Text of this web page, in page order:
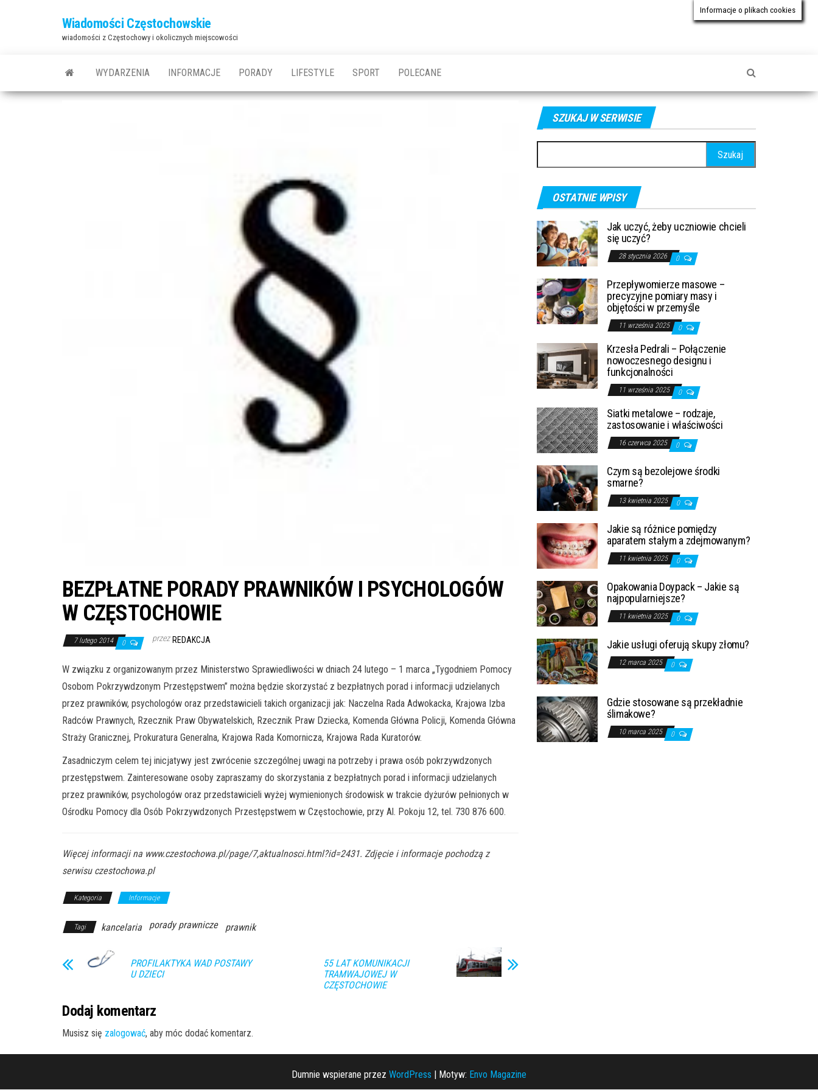
Wiadomości Częstochowskie
wiadomości z Częstochowy i okolicznych miejscowości
WYDARZENIA INFORMACJE PORADY LIFESTYLE SPORT POLECANE
BEZPŁATNE PORADY PRAWNIKÓW I PSYCHOLOGÓW
W CZĘSTOCHOWIE
7 lutego 2014 0 przez REDAKCJA
W związku z organizowanym przez Ministerstwo Sprawiedliwości w dniach 24 lutego – 1 marca „Tygodniem Pomocy
Osobom Pokrzywdzonym Przestępstwem” można będzie skorzystać z bezpłatnych porad i informacji udzielanych
przez prawników, psychologów oraz przedstawicieli takich organizacji jak: Naczelna Rada Adwokacka, Krajowa Izba
Radców Prawnych, Rzecznik Praw Obywatelskich, Rzecznik Praw Dziecka, Komenda Główna Policji, Komenda Główna
Straży Granicznej, Prokuratura Generalna, Krajowa Rada Komornicza, Krajowa Rada Kuratorów.
Zasadniczym celem tej inicjatywy jest zwrócenie szczególnej uwagi na potrzeby i prawa osób pokrzywdzonych
przestępstwem. Zainteresowane osoby zapraszamy do skorzystania z bezpłatnych porad i informacji udzielanych
przez prawników, psychologów oraz przedstawicieli wyżej wymienionych środowisk w trakcie dyżurów pełnionych w
Ośrodku Pomocy dla Osób Pokrzywdzonych Przestępstwem w Częstochowie, przy Al. Pokoju 12, tel. 730 876 600.
Więcej informacji na www.czestochowa.pl/page/7,aktualnosci.html?id=2431. Zdjęcie i informacje pochodzą z
serwisu czestochowa.pl
Kategoria Informacje
Tagi kancelaria porady prawnicze prawnik
PROFILAKTYKA WAD POSTAWY
U DZIECI
55 LAT KOMUNIKACJI
TRAMWAJOWEJ W
CZĘSTOCHOWIE
Dodaj komentarz
Musisz się zalogować, aby móc dodać komentarz.
SZUKAJ W SERWISIE
OSTATNIE WPISY
Jak uczyć, żeby uczniowie chcieli
się uczyć?
28 stycznia 2026 0
Przepływomierze masowe –
precyzyjne pomiary masy i
objętości w przemyśle
11 września 2025 0
Krzesła Pedrali – Połączenie
nowoczesnego designu i
funkcjonalności
11 września 2025 0
Siatki metalowe – rodzaje,
zastosowanie i właściwości
16 czerwca 2025 0
Czym są bezolejowe środki
smarne?
13 kwietnia 2025 0
Jakie są różnice pomiędzy
aparatem stałym a zdejmowanym?
11 kwietnia 2025 0
Opakowania Doypack – Jakie są
najpopularniejsze?
11 kwietnia 2025 0
Jakie usługi oferują skupy złomu?
12 marca 2025 0
Gdzie stosowane są przekładnie
ślimakowe?
10 marca 2025 0
Dumnie wspierane przez WordPress | Motyw: Envo Magazine
Informacje o plikach cookies